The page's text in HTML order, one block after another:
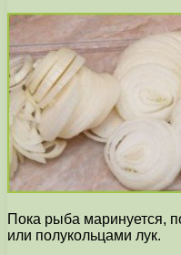
Пока рыба маринуется,
или полукольцами лук.